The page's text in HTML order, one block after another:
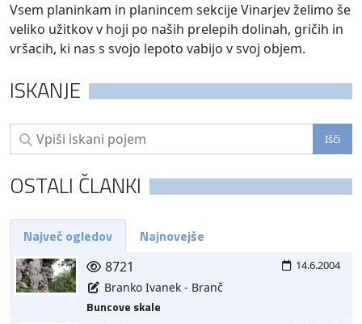
Vsem planinkam in planincem sekcije Vinarjev želimo še
veliko užitkov v hoji po naših prelepih dolinah, gričih in
vršacih, ki nas s svojo lepoto vabijo v svoj objem.
ISKANJE
OSTALI ČLANKI
Največ ogledov Najnovejše
8721 14.6.2004
Branko Ivanek - Branč
Buncove skale